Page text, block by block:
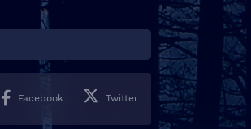
Facebook Twitter